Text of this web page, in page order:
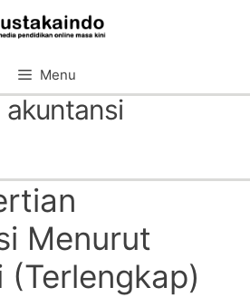
Menu
Menurut
(Terlengkap)